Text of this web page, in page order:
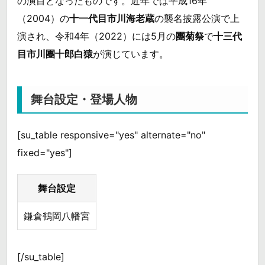
（2004）の十一代目市川海老蔵の襲名披露公演で上
演され、令和4年（2022）には5月の團菊祭で十三代
目市川團十郎白猿が演じています。
舞台設定・登場人物
[su_table responsive="yes" alternate="no"
fixed="yes"]
舞台設定
鎌倉鶴岡八幡宮
[/su_table]